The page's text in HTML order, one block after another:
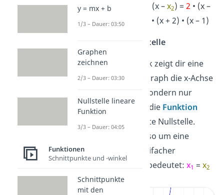
f(x) =a ) • (x –x2) = 2 • (x –
– 2)) • (x –
• (x + 2) • (x – 1)
2. Fall: Eine Nullstelle
Die nächste Grafik zeigt dir eine
Funktion, deren Graph die x-Achse
nicht schneidet, sondern nur
berührt. Hier hat die Funktion
dann eine doppelte Nullstelle.
Es handelt sich also um eine
Nullstelle mit zweifacher
Vielfachheit. Das bedeutet:x1 =x2
y = mx + b
1/3 – Dauer: 03:50
Graphen
zeichnen
2/3 – Dauer: 03:30
Nullstelle lineare
Funktion
3/3 – Dauer: 04:05
Funktionen
Schnittpunkte und -winkel
Schnittpunkte
mit den